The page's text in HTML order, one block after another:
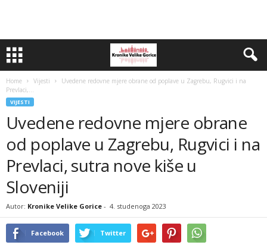
Home Vijesti
Uvedene redovne mjere obrane od poplave u Zagrebu, Rugvici i na
Prevlaci,...
VIJESTI
Uvedene redovne mjere obrane
od poplave u Zagrebu, Rugvici i na
Prevlaci, sutra nove kiše u
Sloveniji
Autor: Kronike Velike Gorice - 4. studenoga 2023
Facebook Twitter